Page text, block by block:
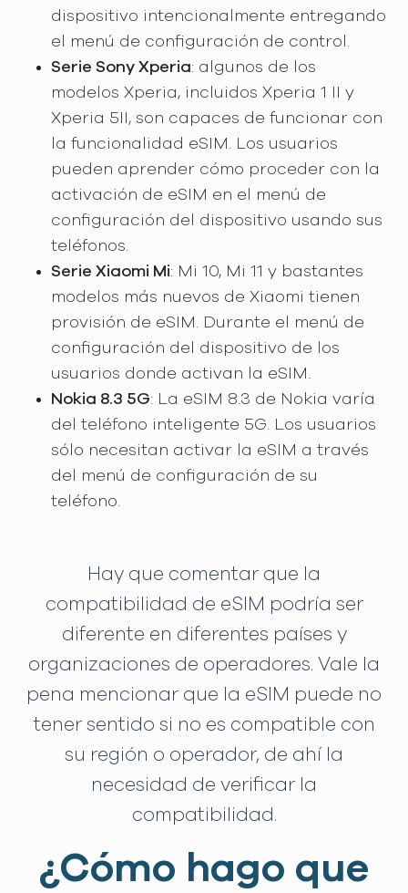
dispositivo intencionalmente entregando
el menú de configuración de control.
Serie Sony Xperia: algunos de los
modelos Xperia, incluidos Xperia 1 II y
Xperia 5II, son capaces de funcionar con
la funcionalidad eSIM. Los usuarios
pueden aprender cómo proceder con la
activación de eSIM en el menú de
configuración del dispositivo usando sus
teléfonos.
Serie Xiaomi Mi: Mi 10, Mi 11 y bastantes
modelos más nuevos de Xiaomi tienen
provisión de eSIM. Durante el menú de
configuración del dispositivo de los
usuarios donde activan la eSIM.
Nokia 8.3 5G: La eSIM 8.3 de Nokia varía
del teléfono inteligente 5G. Los usuarios
sólo necesitan activar la eSIM a través
del menú de configuración de su
teléfono.
Hay que comentar que la
compatibilidad de eSIM podría ser
diferente en diferentes países y
organizaciones de operadores. Vale la
pena mencionar que la eSIM puede no
tener sentido si no es compatible con
su región o operador, de ahí la
necesidad de verificar la
compatibilidad.
¿Cómo hago que